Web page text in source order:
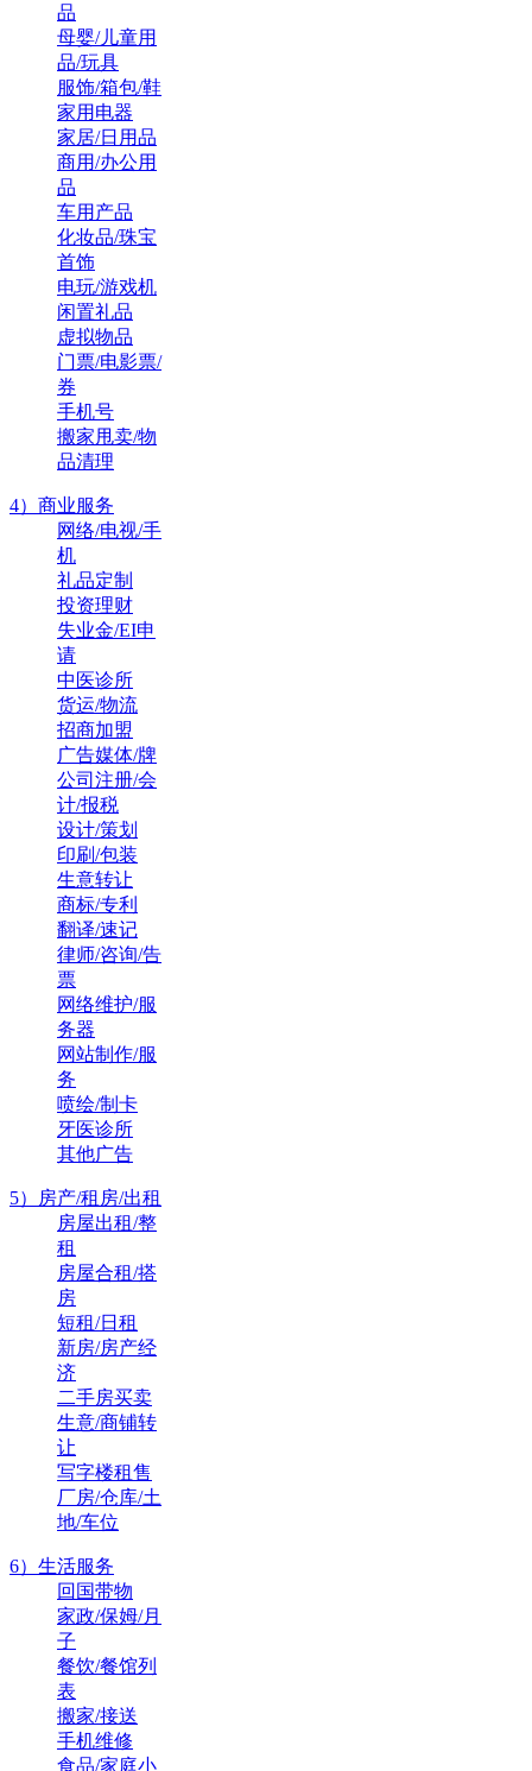
品
母婴/儿童用
品/玩具
服饰/箱包/鞋
家用电器
家居/日用品
商用/办公用
品
车用产品
化妆品/珠宝
首饰
电玩/游戏机
闲置礼品
虚拟物品
门票/电影票/
券
手机号
搬家甩卖/物
品清理
4）商业服务
网络/电视/手
机
礼品定制
投资理财
失业金/EI申
请
中医诊所
货运/物流
招商加盟
广告媒体/牌
公司注册/会
计/报税
设计/策划
印刷/包装
生意转让
商标/专利
翻译/速记
律师/咨询/告
票
网络维护/服
务器
网站制作/服
务
喷绘/制卡
牙医诊所
其他广告
5）房产/租房/出租
房屋出租/整
租
房屋合租/搭
房
短租/日租
新房/房产经
济
二手房买卖
生意/商铺转
让
写字楼租售
厂房/仓库/土
地/车位
6）生活服务
回国带物
家政/保姆/月
子
餐饮/餐馆列
表
搬家/接送
手机维修
食品/家庭小